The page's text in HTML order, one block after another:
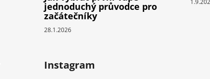
jednoduchý průvodce pro
začátečníky
28.1.2026
Instagram